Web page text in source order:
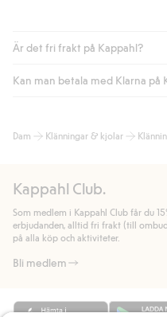
Är det fri frakt på Kappahl?
Är du medlem i Kappahl
automatik efter du loggat in
handlar för.
Läs mer
Kan man betala med Klarna på
bland annat faktura och
allmänna villkor.
Läs mer
Dam Klänningar & kjolar
Kappahl Club.
Som medlem i Kappahl Club får du
erbjudanden, alltid fri frakt (till
på alla köp och aktiviteter.
Bli medlem